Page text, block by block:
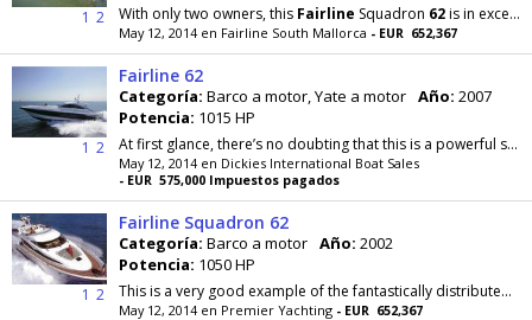
1 2 With only two owners, this Fairline Squadron 62is in excellent condition and has been very well
May 12, 2014 en Fairline South Mallorca - EUR 652,367
1 2
Fairline 62
Categoría: Barco a motor, Yate a motor Año: 2007
Potencia: 1015 HP
At first glance, there’s no doubting that this is a powerful sports cruiser with striking good looks. But the real attraction lies in its large,...
May 12, 2014 en Dickies International Boat Sales
- EUR 575,000 Impuestos pagados
1 2
Fairline Squadron 62
Categoría: Barco a motor Año: 2002
Potencia: 1050 HP
This is a very good example of the fantastically distributed
May 12, 2014 en Premier Yachting - EUR 652,367